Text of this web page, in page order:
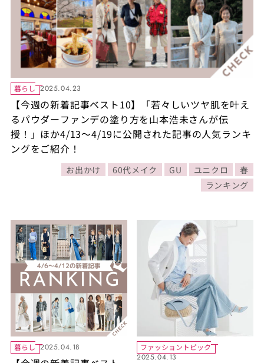
暮らし 2025.04.23
【今週の新着記事ベスト10】「若々しいツヤ肌を叶え
るパウダーファンデの塗り方を山本浩未さんが伝
授！」ほか4/13～4/19に公開された記事の人気ランキ
ングをご紹介！
お出かけ 60代メイク GU ユニクロ
春
ランキング
暮らし 2025.04.18 ファッショントピック
2025.04.13